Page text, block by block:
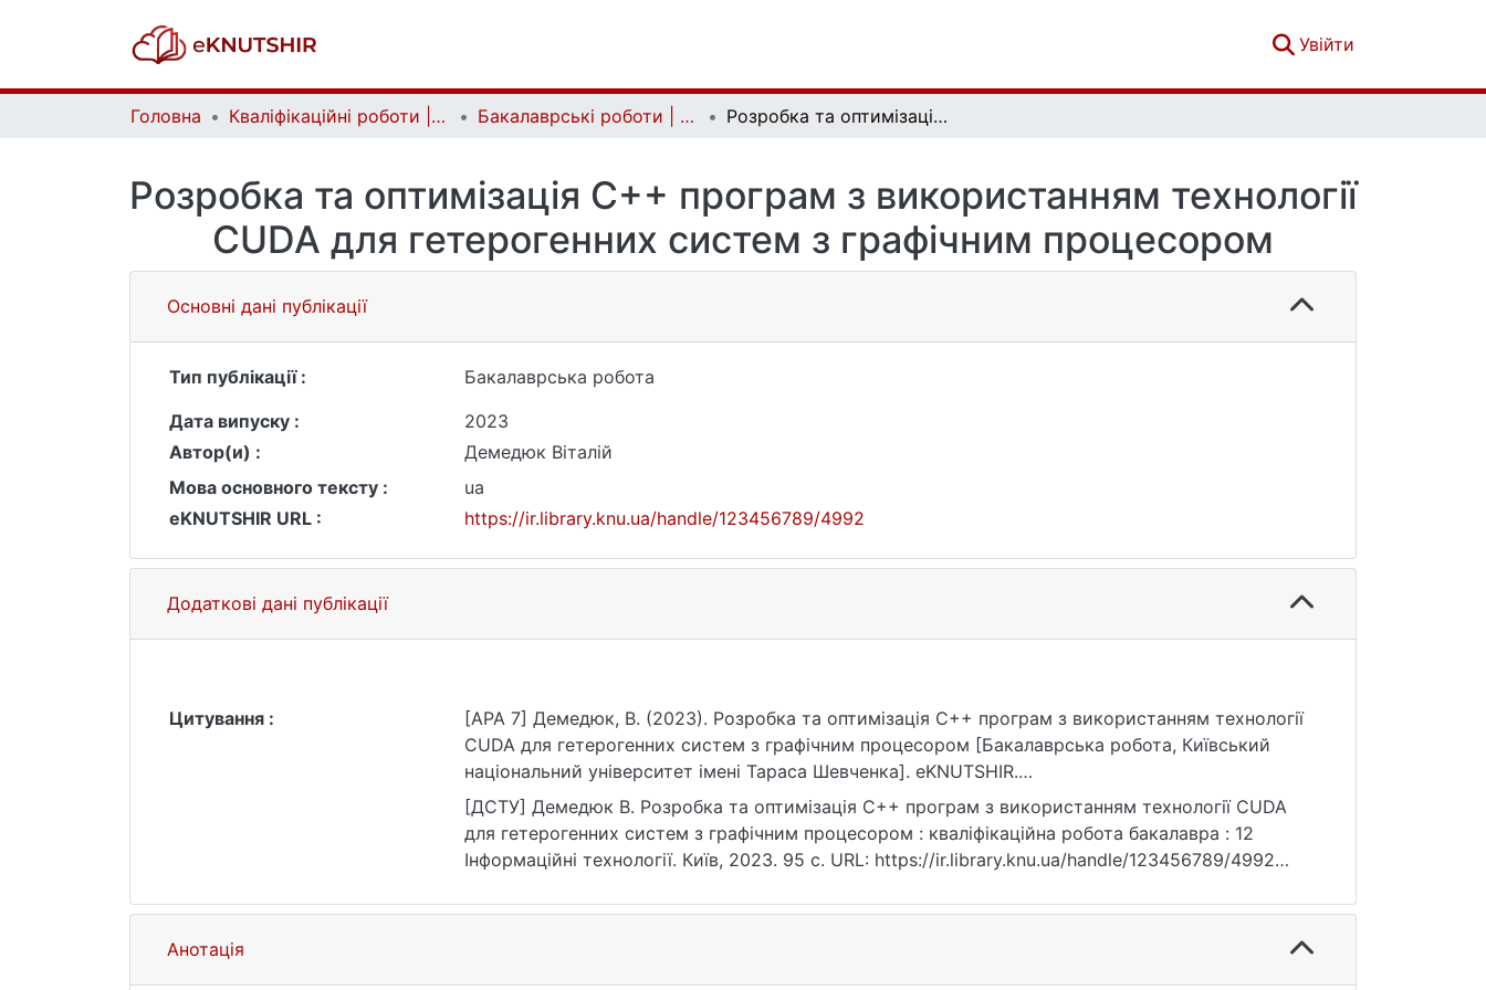
Увійти
Головна Кваліфікаційні роботи | Qualifying works Бакалаврські роботи | Bachelor theses Розробка та оптимiзацiя C++ програм з використанням технологiї CUDA для гетерогенних систем з графiчним процесором
Розробка та оптимiзацiя C++ програм з використанням технологiї
CUDA для гетерогенних систем з графiчним процесором
Основні дані публікації
Тип публікації :
Бакалаврська робота
Дата випуску :
2023
Автор(и) :
Демедюк Вiталiй
Мова основного тексту :
ua
eKNUTSHIR URL :
https://ir.library.knu.ua/handle/123456789/4992
Додаткові дані публікації
Цитування :
[APA 7] Демедюк, В. (2023). Розробка та оптимiзацiя C++ програм з використанням технологiї
CUDA для гетерогенних систем з графiчним процесором [Бакалаврська робота, Київський
національний університет імені Тараса Шевченка]. eKNUTSHIR.
https://ir.library.knu.ua/handle/123456789/4992
[ДСТУ] Демедюк В. Розробка та оптимiзацiя C++ програм з використанням технологiї CUDA
для гетерогенних систем з графiчним процесором : кваліфікаційна робота бакалавра : 12
Інформаційні технології. Київ, 2023. 95 с. URL: https://ir.library.knu.ua/handle/123456789/4992
Анотація